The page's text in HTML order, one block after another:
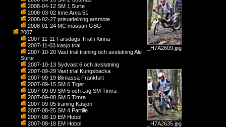
2008-04-12 SM 1 Surte
2008-03-02 Inne Area 51
2008-02-27 prisutdelning arsmote
2008-01-24 MC massan GBG
2007
2007-11-11 Farsdags Trial i Kinna
2007-11-03 kasjo trial
2007-10-20 Vast trial traning och avslutning Ale
Surte
2007-10-13 Sydvast 6 och avslutning
2007-09-29 Vast trial Kungsbacka
2007-09-19 Bilmassa Frankfurt
2007-09-15 SM 6 Tiger
2007-09-09 SM 5 och Lag SM Timra
2007-09-08 SM 5 Timra
2007-09-05 traning Kasjon
2007-08-25 SM 4 Partille
2007-08-19 EM Hobol
2007-08-18 EM Hobol
_H7A2609.jpg
_H7A2635.jpg